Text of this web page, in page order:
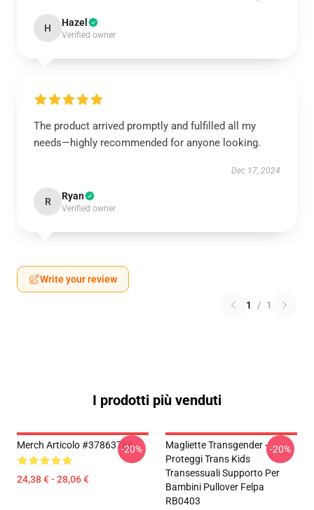
H Hazel
Verified owner
The product arrived promptly and fulfilled all my
needs—highly recommended for anyone looking.
Dec 17, 2024
R Ryan
Verified owner
Write your review
1 / 1
I prodotti più venduti
Merch Articolo #37863786
24,38 € - 28,06 €
-20%
Magliette Transgender -
Proteggi Trans Kids
Transessuali Supporto Per
Bambini Pullover Felpa
RB0403
-20%